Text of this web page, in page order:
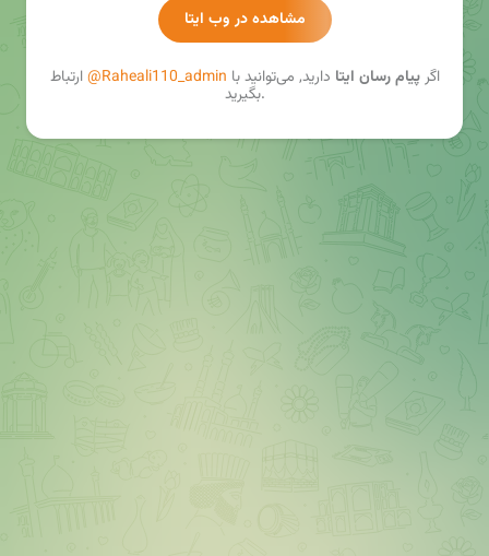
مشاهده در وب ایتا
اگرپیام رسان ایتا دارید, می‌توانید با @Raheali110_adminارتباط
بگیرید.